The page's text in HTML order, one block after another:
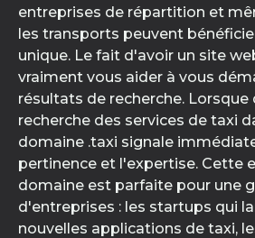
entreprises de répartition et
les transports peuvent
unique. Le fait d'avoir un site
vraiment vous aider à vous
résultats de recherche. Lorsque
recherche des services de taxi
domaine .taxi signale
pertinence et l'expertise. Cette
domaine est parfaite pour une
d'entreprises : les startups qui
nouvelles applications de taxi,